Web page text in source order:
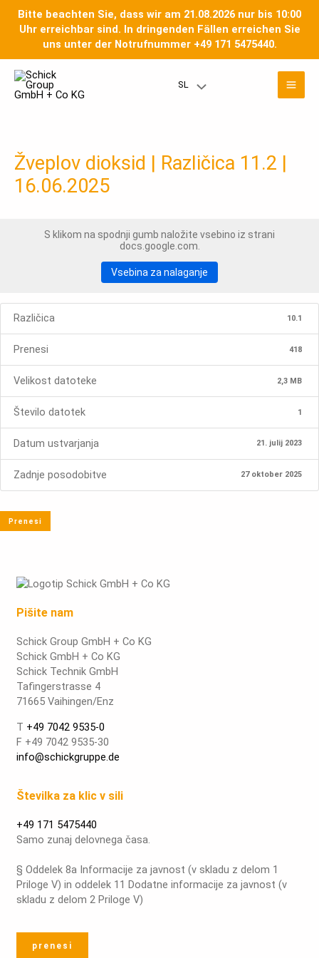
Bitte beachten Sie, dass wir am 21.08.2026 nur bis 10:00
Uhr erreichbar sind. In dringenden Fällen erreichen Sie
uns unter der Notrufnummer +49 171 5475440.
vsebino
SLMeni
Žveplov dioksid | Različica 11.2 |
16.06.2025
S klikom na spodnji gumb naložite vsebino iz strani
docs.google.com.
Vsebina za nalaganje
Različica 10.1
Prenesi 418
Velikost datoteke 2,3 MB
Število datotek 1
Datum ustvarjanja 21. julij 2023
Zadnje posodobitve 27 oktober 2025
Prenesi
Pišite nam
Schick Group GmbH + Co KG
Schick GmbH + Co KG
Schick Technik GmbH
Tafingerstrasse 4
71665 Vaihingen/Enz
T +49 7042 9535-0
F +49 7042 9535-30
info@schickgruppe.de
Številka za klic v sili
+49 171 5475440
Samo zunaj delovnega časa.
§ Oddelek 8a Informacije za javnost (v skladu z delom 1
Priloge V) in oddelek 11 Dodatne informacije za javnost (v
skladu z delom 2 Priloge V)
prenesi